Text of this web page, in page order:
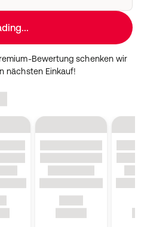
Straße 46, 5020 Salzburg,
Bewertung schenken wir
nächsten Einkauf!